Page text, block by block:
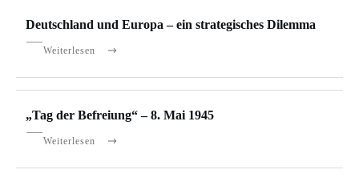
Deutschland und Europa – ein strategisches Dilemma
Weiterlesen
„Tag der Befreiung“ – 8. Mai 1945
Weiterlesen